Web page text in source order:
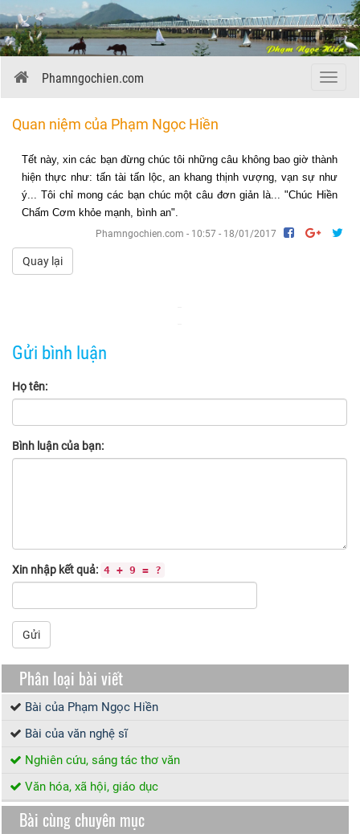
Menu
Phamngochien.com
Quan niệm của Phạm Ngọc Hiền
Tết này, xin các bạn đừng chúc tôi những câu không bao giờ thành
hiện thực như: tấn tài tấn lộc, an khang thịnh vượng, vạn sự như
ý... Tôi chỉ mong các bạn chúc một câu đơn giản là... "Chúc Hiền
Chấm Cơm khỏe mạnh, bình an".
Phamngochien.com - 10:57 - 18/01/2017
Quay lại
Gửi bình luận
Họ tên:
Bình luận của bạn:
Xin nhập kết quả: 4 + 9 = ?
Gửi
Phân loại bài viết
Bài của Phạm Ngọc Hiền
Bài của văn nghệ sĩ
Nghiên cứu, sáng tác thơ văn
Văn hóa, xã hội, giáo dục
Bài cùng chuyên mục